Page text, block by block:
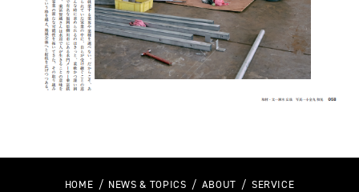
HOME NEWS & TOPICS ABOUT
SERVICE